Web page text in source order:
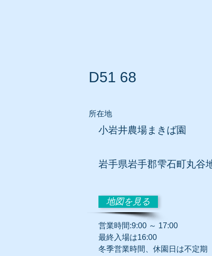
D51 68
所在地
小岩井農場まきば園
岩手県岩手郡雫石町丸谷
地図を見る
営業時間:9:00 ～ 17:00
最終入場は16:00
冬季営業時間、休園日は不定期